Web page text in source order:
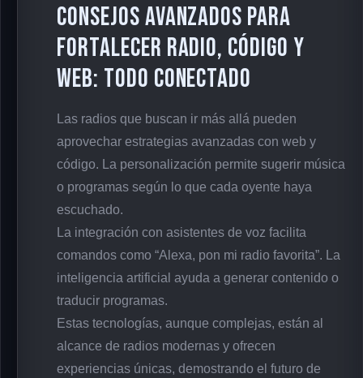
Consejos avanzados para
fortalecer Radio, código y
web: todo conectado
Las radios que buscan ir más allá pueden
aprovechar estrategias avanzadas con web y
código. La personalización permite sugerir música
o programas según lo que cada oyente haya
escuchado.
La integración con asistentes de voz facilita
comandos como “Alexa, pon mi radio favorita”. La
inteligencia artificial ayuda a generar contenido o
traducir programas.
Estas tecnologías, aunque complejas, están al
alcance de radios modernas y ofrecen
experiencias únicas, demostrando el futuro de